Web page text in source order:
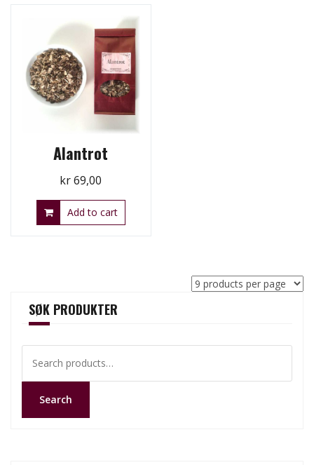
Alantrot
kr69,00
Add to cart
SØK PRODUKTER
for:
Search